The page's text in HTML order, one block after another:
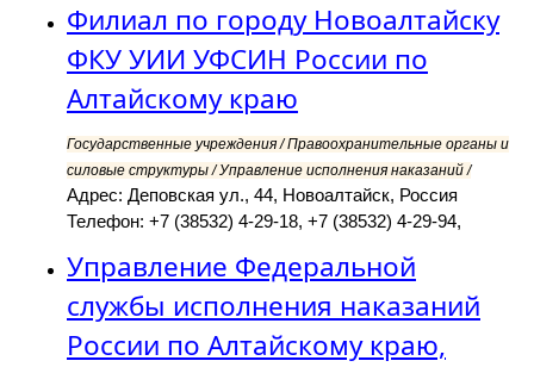
Филиал по городу Новоалтайску
ФКУ УИИ УФСИН России по
Алтайскому краю
Государственные учреждения / Правоохранительные органы и
силовые структуры / Управление исполнения наказаний /
Адрес: Деповская ул., 44, Новоалтайск, Россия
Телефон: +7 (38532) 4-29-18, +7 (38532) 4-29-94,
Управление Федеральной
службы исполнения наказаний
России по Алтайскому краю,